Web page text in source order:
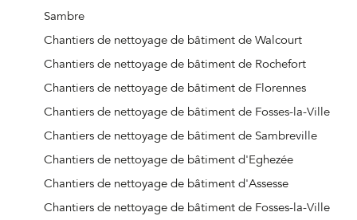
Sambre
Chantiers de nettoyage de bâtiment de Walcourt
Chantiers de nettoyage de bâtiment de Rochefort
Chantiers de nettoyage de bâtiment de Florennes
Chantiers de nettoyage de bâtiment de Fosses-la-Ville
Chantiers de nettoyage de bâtiment de Sambreville
Chantiers de nettoyage de bâtiment d'Eghezée
Chantiers de nettoyage de bâtiment d'Assesse
Chantiers de nettoyage de bâtiment de Fosses-la-Ville